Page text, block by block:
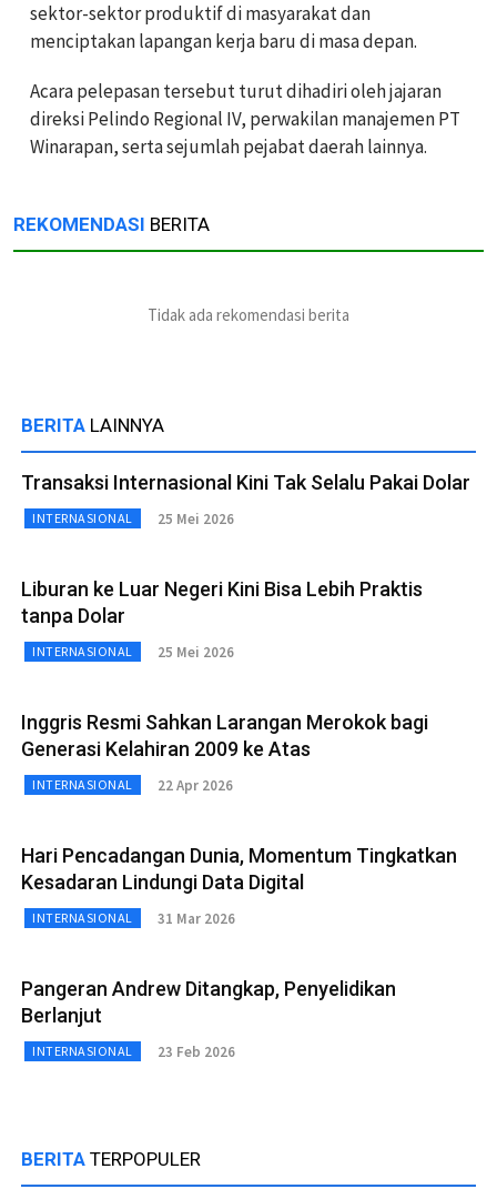
sektor-sektor produktif di masyarakat dan
menciptakan lapangan kerja baru di masa depan.
Acara pelepasan tersebut turut dihadiri oleh jajaran
direksi Pelindo Regional IV, perwakilan manajemen PT
Winarapan, serta sejumlah pejabat daerah lainnya.
REKOMENDASI BERITA
Tidak ada rekomendasi berita
BERITA LAINNYA
Transaksi Internasional Kini Tak Selalu Pakai Dolar
INTERNASIONAL 25 Mei 2026
Liburan ke Luar Negeri Kini Bisa Lebih Praktis
tanpa Dolar
INTERNASIONAL 25 Mei 2026
Inggris Resmi Sahkan Larangan Merokok bagi
Generasi Kelahiran 2009 ke Atas
INTERNASIONAL 22 Apr 2026
Hari Pencadangan Dunia, Momentum Tingkatkan
Kesadaran Lindungi Data Digital
INTERNASIONAL 31 Mar 2026
Pangeran Andrew Ditangkap, Penyelidikan
Berlanjut
INTERNASIONAL 23 Feb 2026
BERITA TERPOPULER